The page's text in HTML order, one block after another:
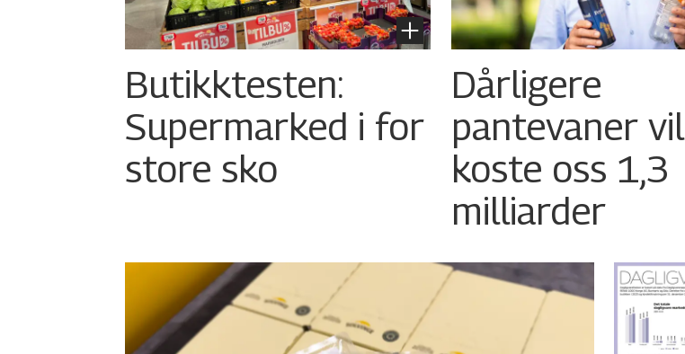
Butikktesten:
Supermarked i for
store sko
Dårligere
pantevaner vil
koste oss 1,3
milliarder